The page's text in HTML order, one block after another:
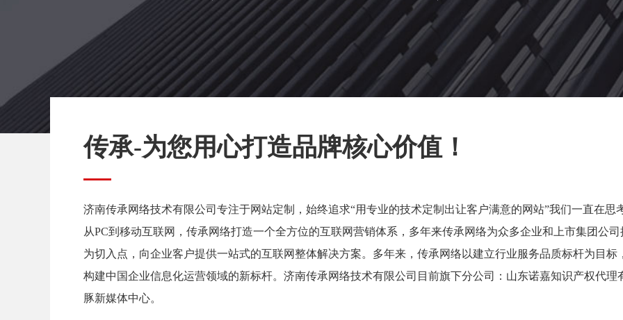
传承-为您用心打造品牌核心价值！
济南传承网络技术有限公司专注于网站定制，始终追求“用专业的技术定制出让客户满意的网站”我们一直在
从PC到移动互联网，传承网络打造一个全方位的互联网营销体系，多年来传承网络为众多企业和上市集团公
为切入点，向企业客户提供一站式的互联网整体解决方案。多年来，传承网络以建立行业服务品质标杆为目
构建中国企业信息化运营领域的新标杆。济南传承网络技术有限公司目前旗下分公司：山东诺嘉知识产权代
豚新媒体中心。